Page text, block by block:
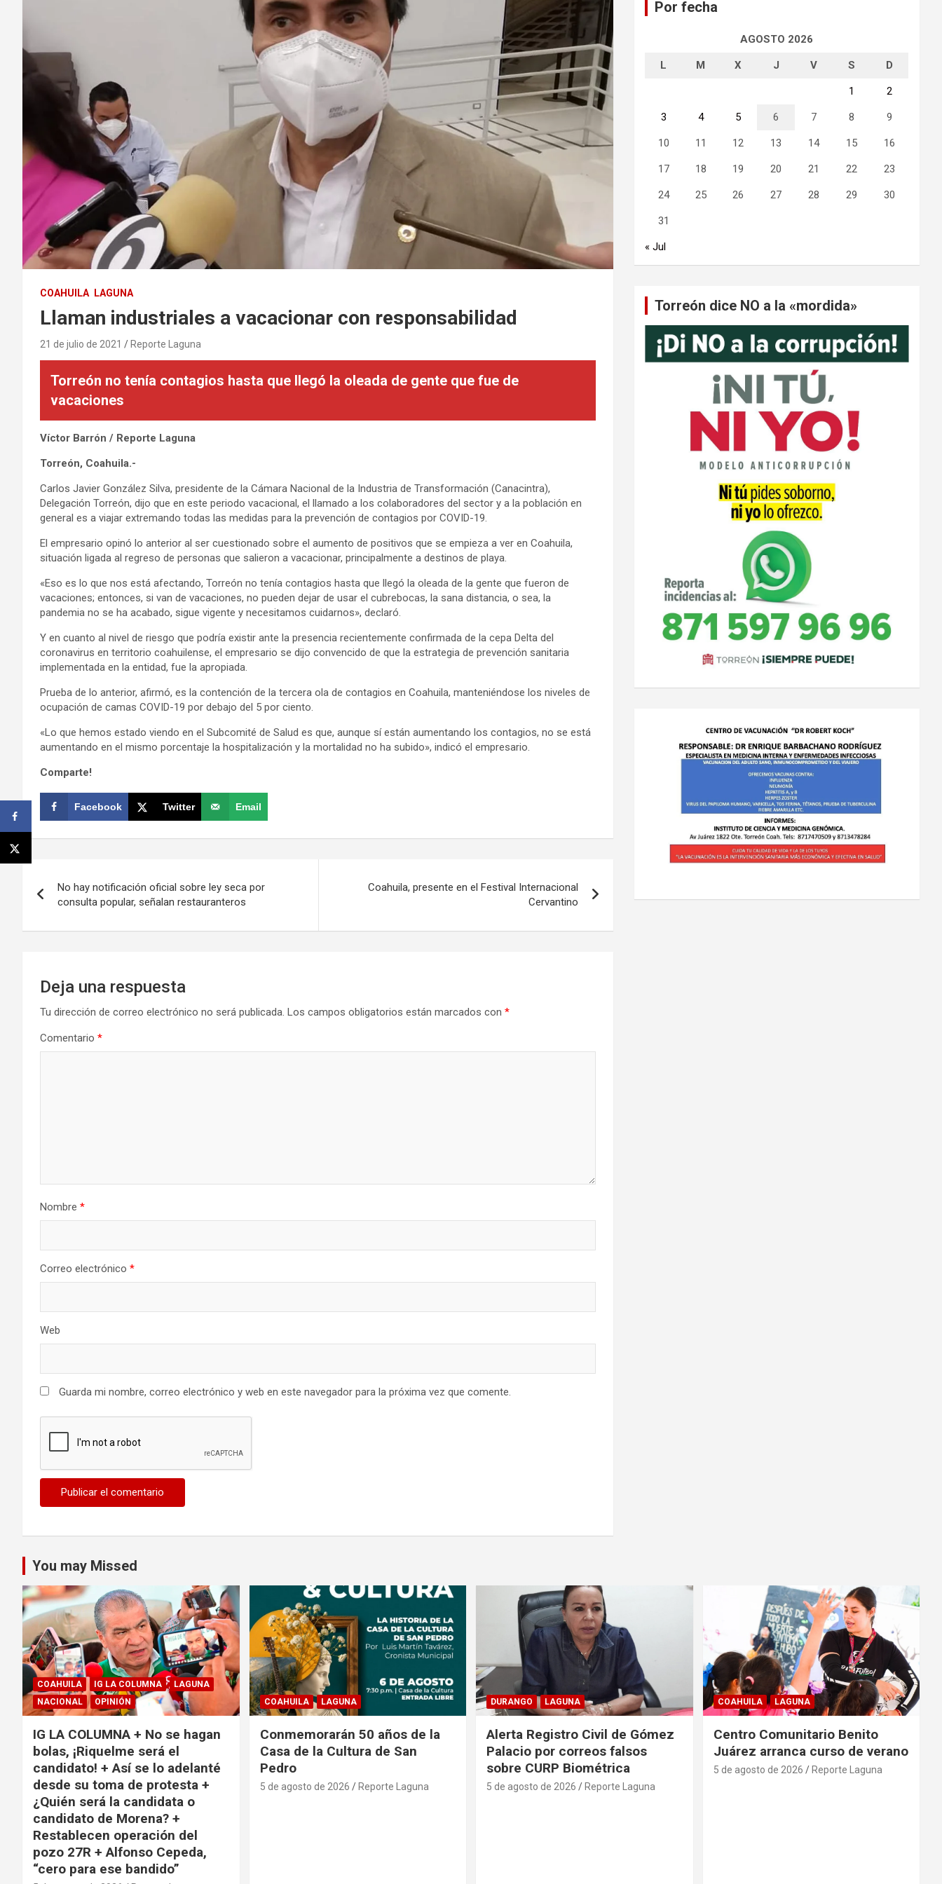
COAHUILA LAGUNA
Llaman industriales a vacacionar con responsabilidad
21 de julio de 2021 Reporte Laguna
Torreón no tenía contagios hasta que llegó la oleada de gente que fue de
vacaciones
Víctor Barrón / Reporte Laguna
Torreón, Coahuila.-
Carlos Javier González Silva, presidente de la Cámara Nacional de la Industria de Transformación (Canacintra),
Delegación Torreón, dijo que en este periodo vacacional, el llamado a los colaboradores del sector y a la población en
general es a viajar extremando todas las medidas para la prevención de contagios por COVID-19.
El empresario opinó lo anterior al ser cuestionado sobre el aumento de positivos que se empieza a ver en Coahuila,
situación ligada al regreso de personas que salieron a vacacionar, principalmente a destinos de playa.
«Eso es lo que nos está afectando, Torreón no tenía contagios hasta que llegó la oleada de la gente que fueron de
vacaciones; entonces, si van de vacaciones, no pueden dejar de usar el cubrebocas, la sana distancia, o sea, la
pandemia no se ha acabado, sigue vigente y necesitamos cuidarnos», declaró.
Y en cuanto al nivel de riesgo que podría existir ante la presencia recientemente confirmada de la cepa Delta del
coronavirus en territorio coahuilense, el empresario se dijo convencido de que la estrategia de prevención sanitaria
implementada en la entidad, fue la apropiada.
Prueba de lo anterior, afirmó, es la contención de la tercera ola de contagios en Coahuila, manteniéndose los niveles de
ocupación de camas COVID-19 por debajo del 5 por ciento.
«Lo que hemos estado viendo en el Subcomité de Salud es que, aunque sí están aumentando los contagios, no se está
aumentando en el mismo porcentaje la hospitalización y la mortalidad no ha subido», indicó el empresario.
Comparte!
Facebook Twitter Email
Navegación
de
entradas
No hay notificación oficial sobre ley seca por
consulta popular, señalan restauranteros
Coahuila, presente en el Festival Internacional
Cervantino
Deja una respuesta
Tu dirección de correo electrónico no será publicada. Los campos obligatorios están marcados con *
Comentario *
Nombre *
Correo electrónico *
Web
Guarda mi nombre, correo electrónico y web en este navegador para la próxima vez que comente.
Por fecha
AGOSTO 2026
L M X J V S D
1 2
3 4 5 6 7 8 9
10 11 12 13 14 15 16
17 18 19 20 21 22 23
24 25 26 27 28 29 30
31
« Jul
Torreón dice NO a la «mordida»
You may Missed
COAHUILA IG LA COLUMNA
LAGUNA
NACIONAL
OPINIÓN
IG LA COLUMNA + No se hagan
bolas, ¡Riquelme será el
candidato! + Así se lo adelanté
desde su toma de protesta +
¿Quién será la candidata o
candidato de Morena? +
Restablecen operación del
pozo 27R + Alfonso Cepeda,
“cero para ese bandido”
COAHUILA LAGUNA
Conmemorarán 50 años de la
Casa de la Cultura de San
Pedro
5 de agosto de 2026 Reporte Laguna
DURANGO LAGUNA
Alerta Registro Civil de Gómez
Palacio por correos falsos
sobre CURP Biométrica
5 de agosto de 2026 Reporte Laguna
COAHUILA LAGUNA
Centro Comunitario Benito
Juárez arranca curso de verano
5 de agosto de 2026 Reporte Laguna